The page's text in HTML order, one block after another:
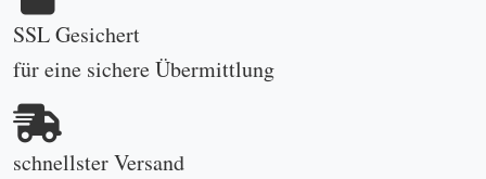
SSL Gesichert
für eine sichere Übermittlung
schnellster Versand